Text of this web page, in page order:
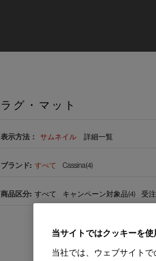
ラグ・マット
表示方法： サムネイル 詳細一覧
すべて Cassina(4)
すべて キャンペーン対象品(4) 受
当サイトではクッキーを
当社では、ウェブサイト